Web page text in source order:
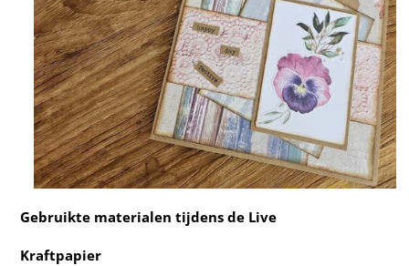
Gebruikte materialen tijdens de Live
Kraftpapier